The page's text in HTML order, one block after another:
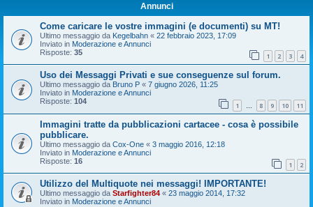
Annunci
Come caricare le vostre immagini (e documenti) su MT!
Ultimo messaggio da Kegelbahn « 22 febbraio 2023, 17:09
Inviato in Moderazione e Annunci
Risposte: 35 1 2 3 4
Uso dei Messaggi Privati e sue conseguenze sul forum.
Ultimo messaggio da Bruno P « 7 giugno 2026, 11:25
Inviato in Moderazione e Annunci
Risposte: 104 1 … 8 9 10 11
Immagini tratte da pubblicazioni cartacee - cosa è possibile
pubblicare.
Ultimo messaggio da Cox-One « 3 maggio 2016, 12:18
Inviato in Moderazione e Annunci
Risposte: 16 1 2
Utilizzo del Multiquote nei messaggi! IMPORTANTE!
Ultimo messaggio da Starfighter84 « 23 maggio 2014, 17:32
Inviato in Moderazione e Annunci